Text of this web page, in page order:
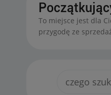
To miejsce jest dla
przygodę ze